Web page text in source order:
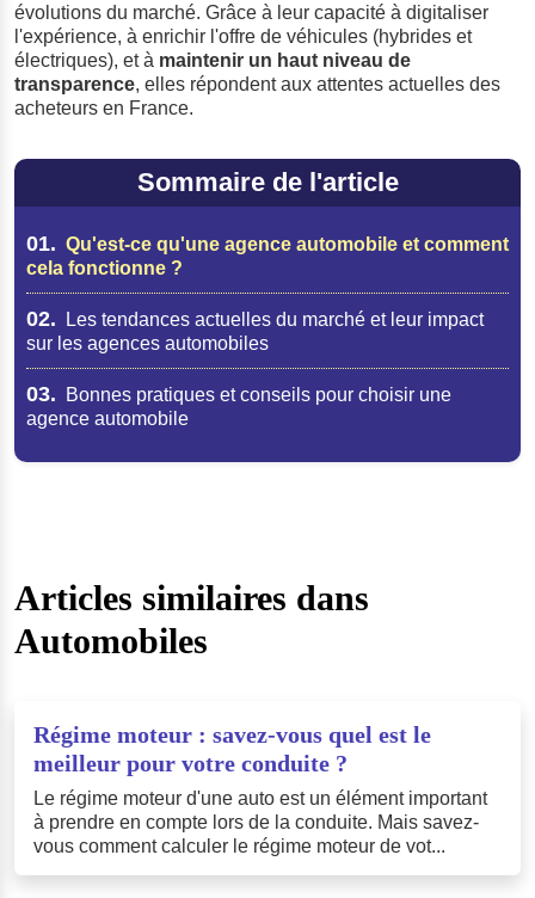
évolutions du marché. Grâce à leur capacité à digitaliser
l'expérience, à enrichir l'offre de véhicules (hybrides et
électriques), et à maintenir un haut niveau de
transparence, elles répondent aux attentes actuelles des
acheteurs en France.
Sommaire de l'article
01. Qu'est‑ce qu'une agence automobile et comment
cela fonctionne ?
02.
Les tendances actuelles du marché et leur impact
sur les agences automobiles
03.
Bonnes pratiques et conseils pour choisir une
agence automobile
Articles similaires dans
Automobiles
Régime moteur : savez-vous quel est le
meilleur pour votre conduite ?
Le régime moteur d'une auto est un élément important
à prendre en compte lors de la conduite. Mais savez-
vous comment calculer le régime moteur de vot...